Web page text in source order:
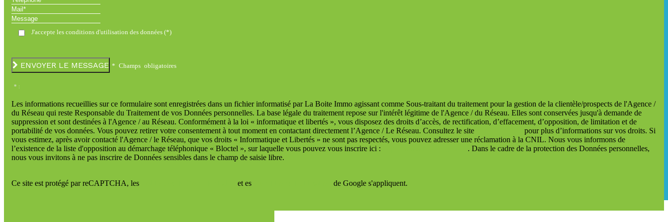
Mail*
Message
J'accepte les conditions d'utilisation des données (*)
ENVOYER LE MESSAGE * Champs obligatoires
* :
Les informations recueillies sur ce formulaire sont enregistrées dans un fichier informatisé par La Boite Immo agissant comme Sous-traitant du traitement pour la gestion de la clientèle/prospects de l'Agence /
du Réseau qui reste Responsable du Traitement de vos Données personnelles. La base légale du traitement repose sur l'intérêt légitime de l'Agence / du Réseau. Elles sont conservées jusqu'à demande de
suppression et sont destinées à l'Agence / au Réseau. Conformément à la loi « informatique et libertés », vous disposez des droits d’accès, de rectification, d’effacement, d’opposition, de limitation et de
portabilité de vos données. Vous pouvez retirer votre consentement à tout moment en contactant directement l’Agence / Le Réseau. Consultez le site
pour plus d’informations sur vos droits. Si
vous estimez, après avoir contacté l'Agence / le Réseau, que vos droits « Informatique et Libertés » ne sont pas respectés, vous pouvez adresser une réclamation à la CNIL. Nous vous informons de
l’existence de la liste d'opposition au démarchage téléphonique « Bloctel », sur laquelle vous pouvez vous inscrire ici :
. Dans le cadre de la protection des Données personnelles,
nous vous invitons à ne pas inscrire de Données sensibles dans le champ de saisie libre.
Ce site est protégé par reCAPTCHA, les et es de Google s'appliquent.